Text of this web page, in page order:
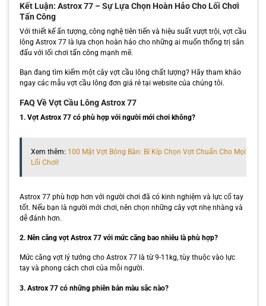
Kết Luận: Astrox 77 – Sự Lựa Chọn Hoàn Hảo Cho Lối Chơi
Tấn Công
Với thiết kế ấn tượng, công nghệ tiên tiến và hiệu suất vượt trội, vợt cầu
lông Astrox 77 là lựa chọn hoàn hảo cho những ai muốn thống trị sân
đấu với lối chơi tấn công mạnh mẽ.
Bạn đang tìm kiếm một cây vợt cầu lông chất lượng? Hãy tham khảo
ngay các mẫu vợt cầu lông đơn giá rẻ tại website của chúng tôi.
FAQ Về Vợt Cầu Lông Astrox 77
1. Vợt Astrox 77 có phù hợp với người mới chơi không?
Xem thêm: 100 Mặt Vợt Bóng Bàn: Bí Kíp Chọn Vợt Chuẩn Cho Mọi
Lối Chơi!
Astrox 77 phù hợp hơn với người chơi đã có kinh nghiệm và lực cổ tay
tốt. Nếu bạn là người mới chơi, nên chọn những cây vợt nhẹ nhàng và
dễ đánh hơn.
2. Nên căng vợt Astrox 77 với mức căng bao nhiêu là phù hợp?
Mức căng vợt lý tưởng cho Astrox 77 là từ 9-11kg, tùy thuộc vào lực
tay và phong cách chơi của mỗi người.
3. Astrox 77 có những phiên bản màu sắc nào?